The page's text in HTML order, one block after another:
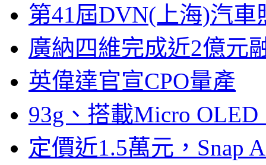
第41屆DVN(上海)汽
廣納四維完成近2億元
英偉達官宣CPO量產
93g、搭載Micro
定價近1.5萬元，Snap